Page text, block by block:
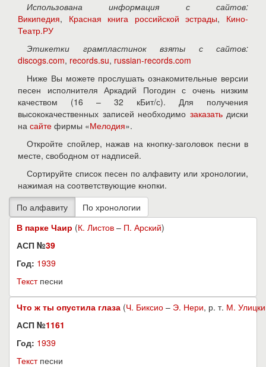
Использована информация с сайтов:
Википедия, Красная книга российской эстрады, Кино-
Театр.РУ
Этикетки грампластинок взяты с сайтов:
discogs.com, records.su, russian-records.com
Ниже Вы можете прослушать ознакомительные версии
песен исполнителя Аркадий Погодин с очень низким
качеством (16 – 32 кБит/с). Для получения
высококачественных записей необходимо заказатьдиски
на сайте фирмы «Мелодия».
Откройте спойлер, нажав на кнопку-заголовок песни в
месте, свободном от надписей.
Сортируйте список песен по алфавиту или хронологии,
нажимая на соответствующие кнопки.
В парке Чаир (К. Листов – П. Арский)
АСП №39
Год: 1939
Текстпесни
Что ж ты опустила глаза (Ч. Биксио – Э. Нери, р. т. М.
АСП №1161
Год: 1939
Текстпесни